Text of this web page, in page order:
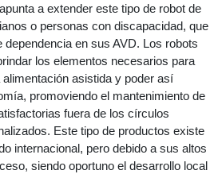
a extender este tipo de robot de
o personas con discapacidad, que
dependencia en sus AVD. Los robots
los elementos necesarios para
alimentación asistida y poder así
promoviendo el mantenimiento de
fuera de los círculos
Este tipo de productos existe
internacional, pero debido a sus altos
siendo oportuno el desarrollo local